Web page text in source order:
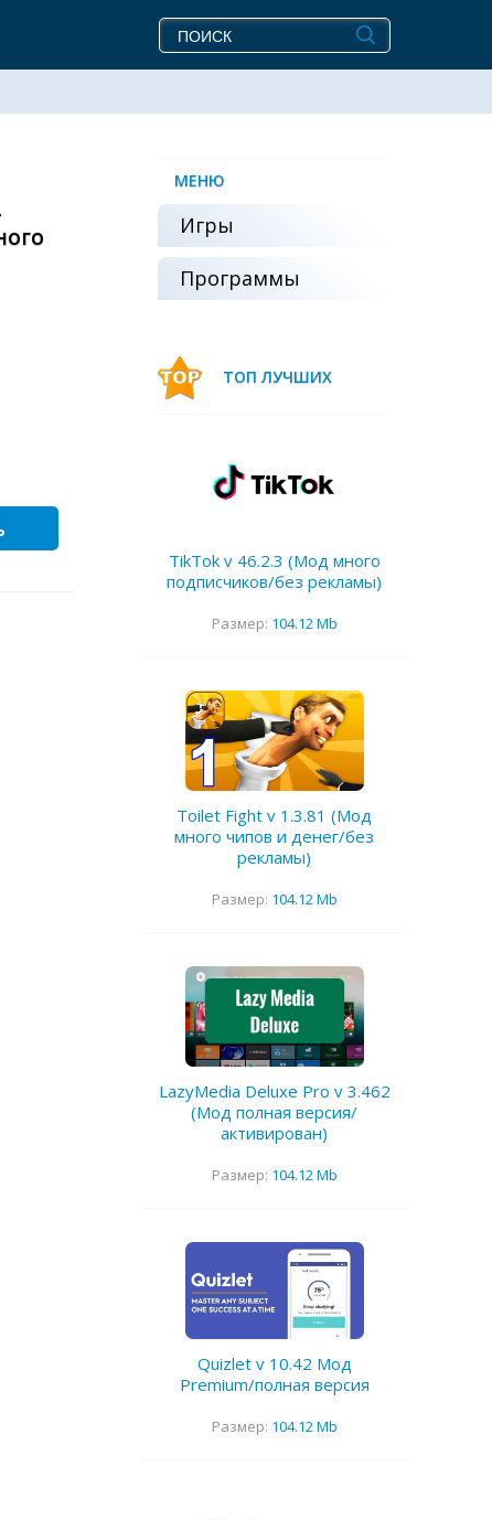
МЕНЮ
Игры
Программы
ТОП ЛУЧШИХ
TikTok v 46.2.3 (Мод много
подписчиков/без рекламы)
Размер: 104.12 Mb
Toilet Fight v 1.3.81 (Мод
много чипов и денег/без
рекламы)
Размер: 104.12 Mb
LazyMedia Deluxe Pro v 3.462
(Мод полная версия/
активирован)
Размер: 104.12 Mb
Quizlet v 10.42 Мод
Premium/полная версия
Размер: 104.12 Mb